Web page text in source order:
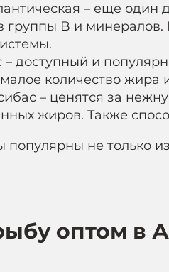
– еще
группы B и
– доступный и
количество жира
– ценятся за
жиров. Также
не только
оптом в